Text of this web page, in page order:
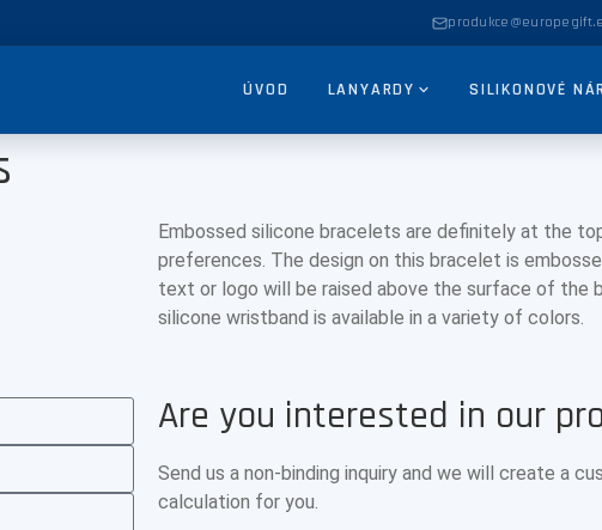
ÚVOD LANYARDY SILIKONOVÉ
Embossed silicone bracelets are definitely at the
preferences. The design on this bracelet is
text or logo will be raised above the surface of the
silicone wristband is available in a variety of colors.
Are you interested in our
Send us a non-binding inquiry and we will create a
calculation for you.